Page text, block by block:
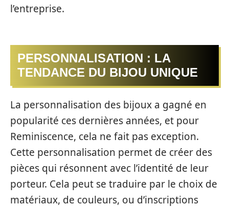
l’entreprise.
PERSONNALISATION : LA
TENDANCE DU BIJOU UNIQUE
La personnalisation des bijoux a gagné en
popularité ces dernières années, et pour
Reminiscence, cela ne fait pas exception.
Cette personnalisation permet de créer des
pièces qui résonnent avec l’identité de leur
porteur. Cela peut se traduire par le choix de
matériaux, de couleurs, ou d’inscriptions